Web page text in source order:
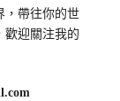
，帶往你的世
歡迎關注我的